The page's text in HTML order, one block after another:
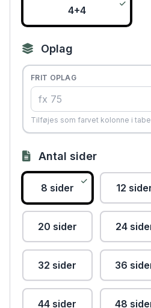
4+4
Oplag
FRIT OPLAG
Tilføjes som farvet kolonne i
Antal sider
8 sider 12
20 sider 24
32 sider 36
44 sider 48